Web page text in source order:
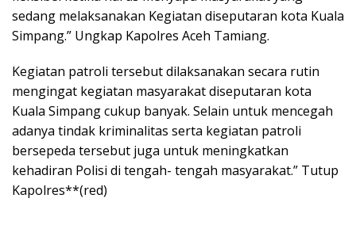
sedang melaksanakan Kegiatan diseputaran kota Kuala
Simpang.” Ungkap Kapolres Aceh Tamiang.
Kegiatan patroli tersebut dilaksanakan secara rutin
mengingat kegiatan masyarakat diseputaran kota
Kuala Simpang cukup banyak. Selain untuk mencegah
adanya tindak kriminalitas serta kegiatan patroli
bersepeda tersebut juga untuk meningkatkan
kehadiran Polisi di tengah- tengah masyarakat.” Tutup
Kapolres**(red)